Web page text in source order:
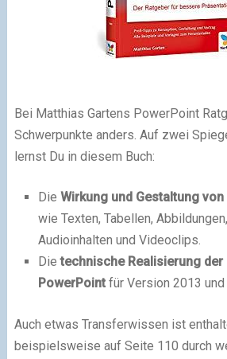
Bei Matthias Gartens PowerPoint
Schwerpunkte anders. Auf zwei
lernst Du in diesem Buch:
Die Wirkung und Gestaltung
wie Texten, Tabellen,
Audioinhalten und Videoclips.
Dietechnische Realisierung der
PowerPointfür Version 2013 und
Auch etwas Transferwissen ist
beispielsweise auf Seite 110 durch